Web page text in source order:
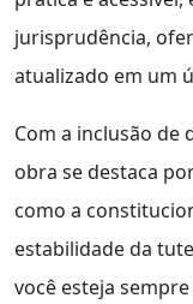
jurisprudência,
atualizado em um
Com a inclusão de
obra se destaca
como a
estabilidade da
você esteja